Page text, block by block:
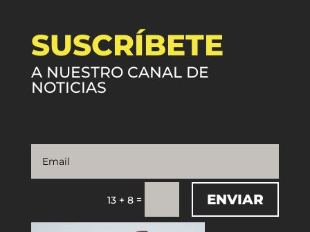
SUSCRÍBETE
A NUESTRO CANAL DE
NOTICIAS
13 + 8 = ENVIAR